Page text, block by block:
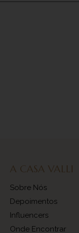
A CASA VALLI
Sobre Nós
Depoimentos
Influencers
Onde Encontrar